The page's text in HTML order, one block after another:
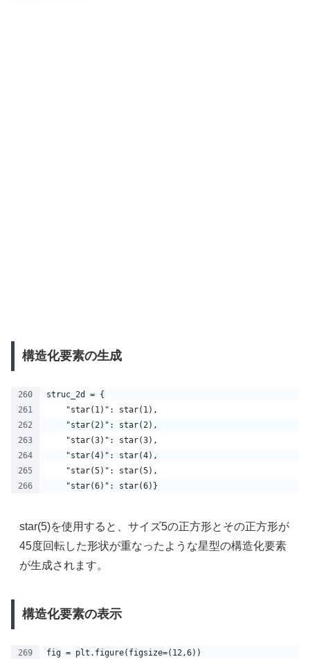
構造化要素の生成
struc_2d = {
    "star(1)": star(1),
    "star(2)": star(2),
    "star(3)": star(3),
    "star(4)": star(4),
    "star(5)": star(5),
    "star(6)": star(6)}
star(5)を使用すると、サイズ5の正方形とその正方形が
45度回転した形状が重なったような星型の構造化要素
が生成されます。
構造化要素の表示
fig = plt.figure(figsize=(12,6))